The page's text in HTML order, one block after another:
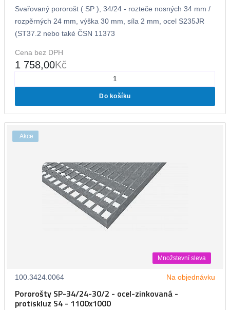
Svařovaný pororošt ( SP ), 34/24 - rozteče nosných 34 mm /
rozpěrných 24 mm, výška 30 mm, síla 2 mm, ocel S235JR
(ST37.2 nebo také ČSN 11373
Cena bez DPH
1 758,00Kč
Do košíku
Akce
Množstevní sleva
100.3424.0064 Na objednávku
Pororošty SP-34/24-30/2 - ocel-zinkovaná -
protiskluz S4 - 1100x1000